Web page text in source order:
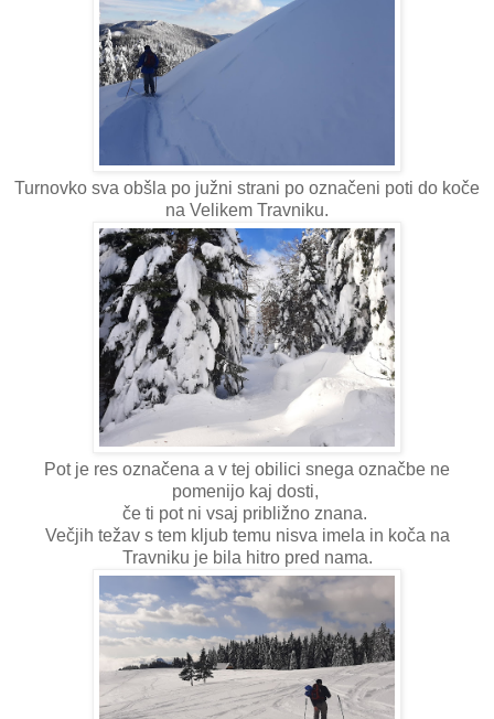
Turnovko sva obšla po južni strani po označeni poti do koče
na Velikem Travniku.
Pot je res označena a v tej obilici snega označbe ne
pomenijo kaj dosti,
če ti pot ni vsaj približno znana.
Večjih težav s tem kljub temu nisva imela in koča na
Travniku je bila hitro pred nama.